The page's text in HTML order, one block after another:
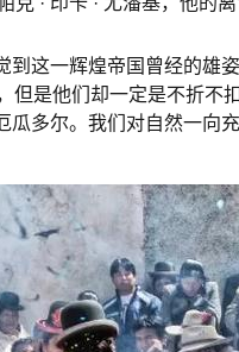
这一辉煌帝国曾经的雄
是他们却一定是不折不
瓜多尔。我们对自然一向